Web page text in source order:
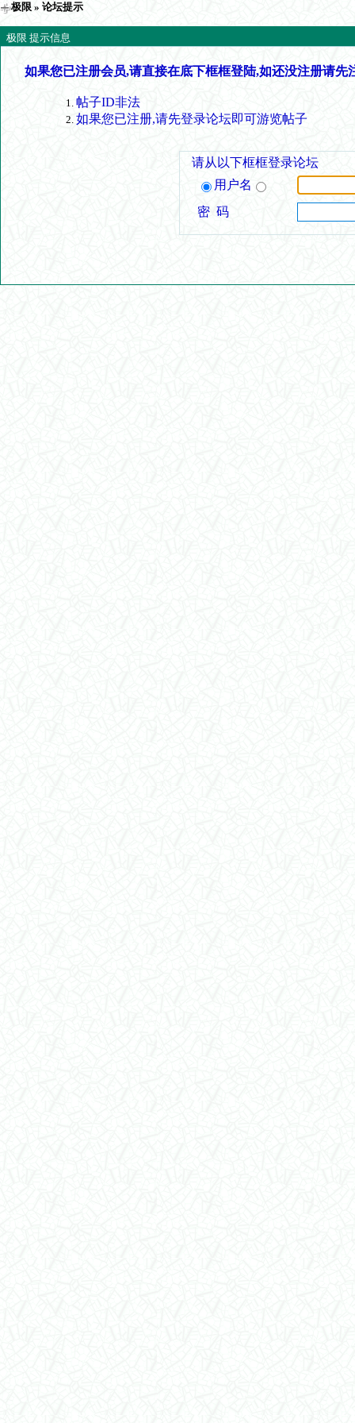
极限 » 论坛提示
极限 提示信息
如果您已注册会员,请直接在底下框框登陆,如还没注册请先
帖子ID非法
如果您已注册,请先登录论坛即可游览帖子
请从以下框框登录论坛
用户名
密 码